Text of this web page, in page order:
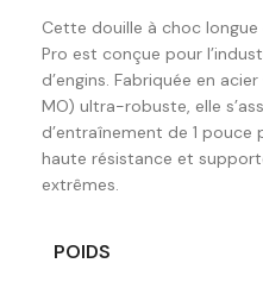
Cette douille à choc longue
Pro est conçue pour
d’engins. Fabriquée en
MO) ultra-robuste, elle
d’entraînement de 1 pouce
haute résistance et
extrêmes.
POIDS